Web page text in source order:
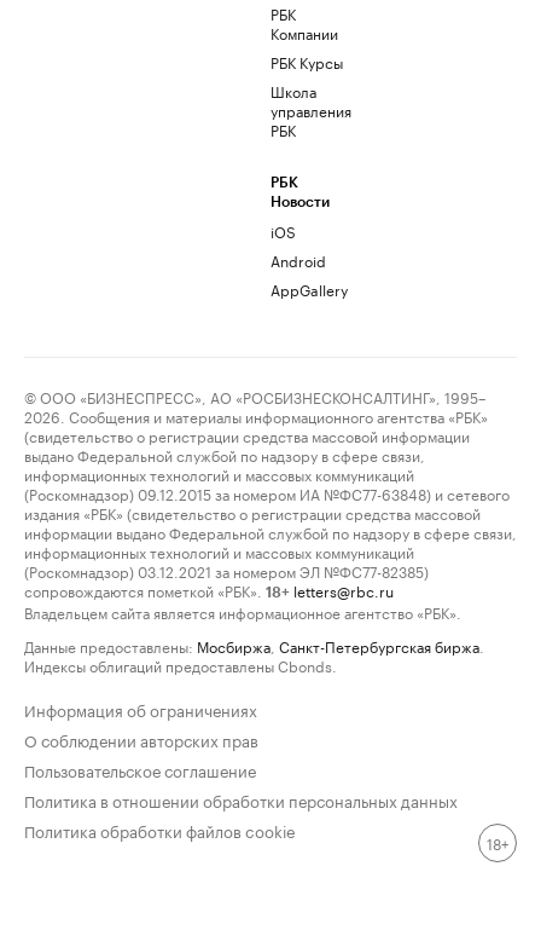
РБК
Компании
РБК Курсы
Школа
управления
РБК
РБК
Новости
iOS
Android
AppGallery
© ООО «БИЗНЕСПРЕСС», АО «РОСБИЗНЕСКОНСАЛТИНГ», 1995–
2026. Сообщения и материалы информационного агентства «РБК»
(свидетельство о регистрации средства массовой информации
выдано Федеральной службой по надзору в сфере связи,
информационных технологий и массовых коммуникаций
(Роскомнадзор) 09.12.2015 за номером ИА №ФС77-63848) и сетевого
издания «РБК» (свидетельство о регистрации средства массовой
информации выдано Федеральной службой по надзору в сфере связи,
информационных технологий и массовых коммуникаций
(Роскомнадзор) 03.12.2021 за номером ЭЛ №ФС77-82385)
сопровождаются пометкой «РБК».
18+ letters@rbc.ru
Владельцем сайта является информационное агентство «РБК».
Данные предоставлены: Мосбиржа Санкт-Петербургская биржа
Индексы облигаций предоставлены Cbonds.
Информация об ограничениях
О соблюдении авторских прав
Пользовательское соглашение
Политика в отношении обработки персональных данных
Политика обработки файлов cookie
18+